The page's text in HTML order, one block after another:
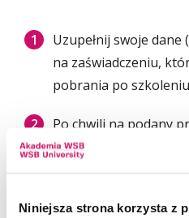
Niniejsza strona korzysta z
Uzupełnij swoje
na zaświadczeniu,
pobrania po
Po chwili na podany
zostanie wysłany e-mail.
aktywacyjny.